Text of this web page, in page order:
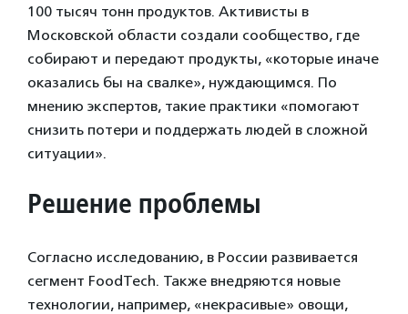
100 тысяч тонн продуктов. Активисты в
Московской области создали сообщество, где
собирают и передают продукты, «которые иначе
оказались бы на свалке», нуждающимся. По
мнению экспертов, такие практики «помогают
снизить потери и поддержать людей в сложной
ситуации».
Решение проблемы
Согласно исследованию, в России развивается
сегмент FoodTech. Также внедряются новые
технологии, например, «некрасивые» овощи,